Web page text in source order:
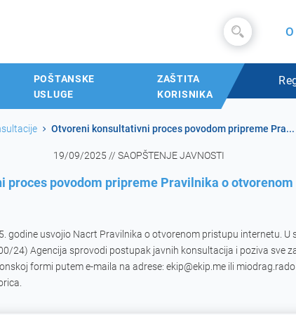
POŠTANSKE
USLUGE
ZAŠTITA
KORISNIKA
Otvoreni konsultativni proces povodom pripreme Pra...
19/09/2025 // SAOPŠTENJE JAVNOSTI
proces povodom pripreme Pravilnika o
godine usvojio Nacrt Pravilnika o otvorenom pristupu internetu.
24) Agencija sprovodi postupak javnih konsultacija i poziva sve
formi putem e-maila na adrese: ekip@ekip.me ili